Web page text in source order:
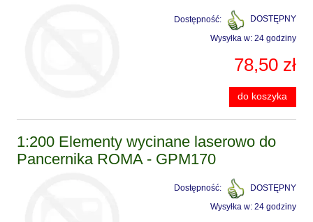
Dostępność:
DOSTĘPNY
Wysyłka w: 24 godziny
78,50 zł
do koszyka
1:200 Elementy wycinane laserowo do
Pancernika ROMA - GPM170
Dostępność:
DOSTĘPNY
Wysyłka w: 24 godziny